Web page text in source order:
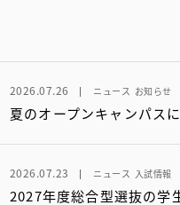
2026.07.26 ニュース お知らせ
夏のオープンキャンパス
2026.07.23 ニュース 入試情報
2027年度総合型選抜の学